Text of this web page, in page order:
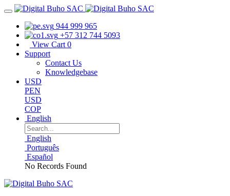
944 999 965
+57 312 744 5093
View Cart 0
Support
Contact Us
Knowledgebase
USD
PEN
USD
COP
English
English
Português
Español
No Records Found